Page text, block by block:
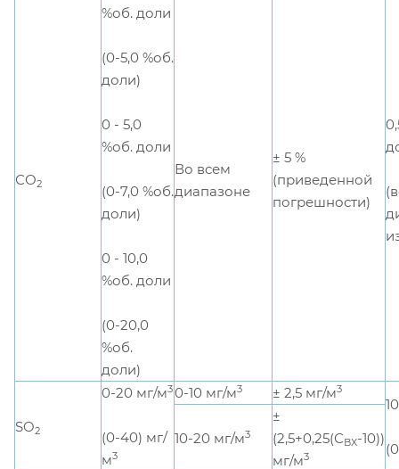
СО2
%об. доли
(0-5,0 %об.
доли)
0 - 5,0
%об. доли
(0-7,0 %об.
доли)
0 - 10,0
%об. доли
(0-20,0
%об.
доли)
Во всем
диапазоне
± 5 %
(приведенной
погрешности)
SO2
0-20 мг/м3
(0-40) мг/
м3
0-10 мг/м3 ± 2,5 мг/м3
10-20 мг/м3
±
(2,5+0,25(СВХ-10))
мг/м3